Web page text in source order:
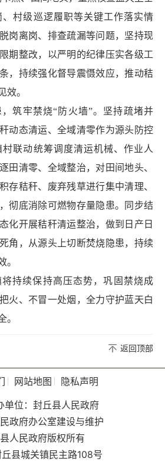
村级巡逻履职等关键工作落实情
岗离岗、排查疏漏等问题，坚持现
期整改，以严明的纪律压实各级工
，持续强化督导震慑效应，推动秸
效。
筑牢禁烧“防火墙”。坚持疏堵并
动态清运、全域清零作为源头防控
联动统筹调度清运机械、作业人
田清零、全域整治，对田间地头、
存秸秆、废弃残草进行集中清理、
彻底消除可燃物存量隐患。同步结
化开展秸秆清运整治，做到日产日
角，从源头上切断焚烧隐患，持续
。
持续保持高压态势，巩固禁烧成
火、不冒一处烟，全力守护蓝天白
。
返回顶部
网站地图
隐私声明
单位：封丘县人民政府
政府办公室建设与维护
人民政府版权所有
县城关镇民主路108号